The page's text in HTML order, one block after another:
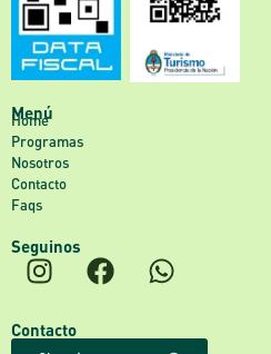
Menú
Home
Programas
Nosotros
Contacto
Faqs
Seguinos
Contacto